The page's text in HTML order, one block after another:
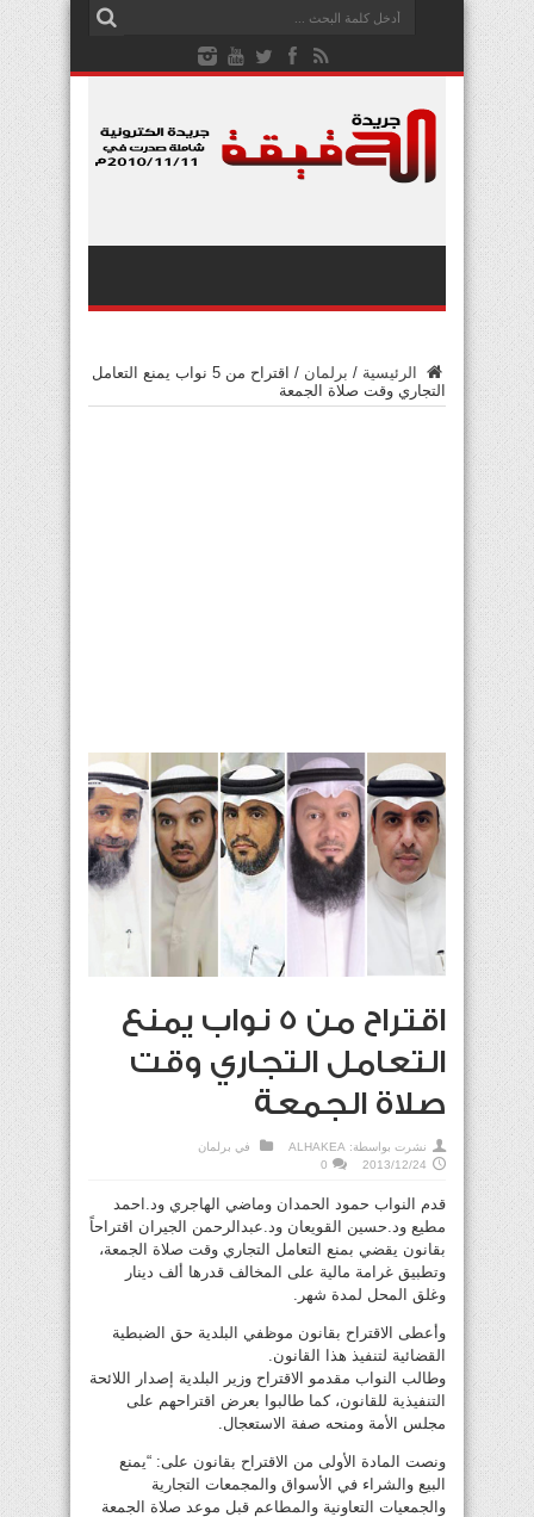
الرئيسية / برلمان /
اقتراح من 5 نواب يمنع التعامل
التجاري وقت صلاة الجمعة
اقتراح من 5 نواب يمنع
التعامل التجاري وقت
صلاة الجمعة
نشرت بواسطة: ALHAKEA في برلمان
2013/12/24
0
قدم النواب حمود الحمدان وماضي الهاجري ود.احمد
مطيع ود.حسين القويعان ود.عبدالرحمن الجيران اقتراحاً
بقانون يقضي بمنع التعامل التجاري وقت صلاة الجمعة،
وتطبيق غرامة مالية على المخالف قدرها ألف دينار
وغلق المحل لمدة شهر.
وأعطى الاقتراح بقانون موظفي البلدية حق الضبطية
القضائية لتنفيذ هذا القانون.
وطالب النواب مقدمو الاقتراح وزير البلدية إصدار اللائحة
التنفيذية للقانون، كما طالبوا بعرض اقتراحهم على
مجلس الأمة ومنحه صفة الاستعجال.
ونصت المادة الأولى من الاقتراح بقانون على: “يمنع
البيع والشراء في الأسواق والمجمعات التجارية
والجمعيات التعاونية والمطاعم قبل موعد صلاة الجمعة